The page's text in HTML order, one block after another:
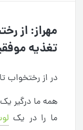
مهراز: از
تغذیه
در از رختخواب
همه ما درگیر
ما را در یک